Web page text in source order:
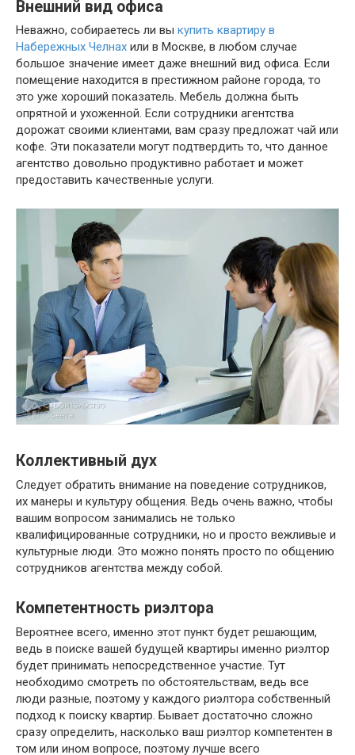
Внешний вид офиса
Неважно, собираетесь ли вы купить квартиру в
Набережных Челнах или в Москве, в любом случае
большое значение имеет даже внешний вид офиса. Если
помещение находится в престижном районе города, то
это уже хороший показатель. Мебель должна быть
опрятной и ухоженной. Если сотрудники агентства
дорожат своими клиентами, вам сразу предложат чай или
кофе. Эти показатели могут подтвердить то, что данное
агентство довольно продуктивно работает и может
предоставить качественные услуги.
Коллективный дух
Следует обратить внимание на поведение сотрудников,
их манеры и культуру общения. Ведь очень важно, чтобы
вашим вопросом занимались не только
квалифицированные сотрудники, но и просто вежливые и
культурные люди. Это можно понять просто по общению
сотрудников агентства между собой.
Компетентность риэлтора
Вероятнее всего, именно этот пункт будет решающим,
ведь в поиске вашей будущей квартиры именно риэлтор
будет принимать непосредственное участие. Тут
необходимо смотреть по обстоятельствам, ведь все
люди разные, поэтому у каждого риэлтора собственный
подход к поиску квартир. Бывает достаточно сложно
сразу определить, насколько ваш риэлтор компетентен в
том или ином вопросе, поэтому лучше всего